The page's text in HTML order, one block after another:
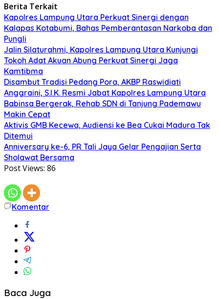
Berita Terkait
Kapolres Lampung Utara Perkuat Sinergi dengan
Kalapas Kotabumi, Bahas Pemberantasan Narkoba dan
Pungli
Jalin Silaturahmi, Kapolres Lampung Utara Kunjungi
Tokoh Adat Akuan Abung Perkuat Sinergi Jaga
Kamtibma
Disambut Tradisi Pedang Pora, AKBP Raswidiati
Anggraini, S.I.K. Resmi Jabat Kapolres Lampung Utara
Babinsa Bergerak, Rehab SDN di Tanjung Pademawu
Makin Cepat
Aktivis GMB Kecewa, Audiensi ke Bea Cukai Madura Tak
Ditemui
Anniversary ke-6, PR Tali Jaya Gelar Pengajian Serta
Sholawat Bersama
Post Views: 86
Komentar
Baca Juga